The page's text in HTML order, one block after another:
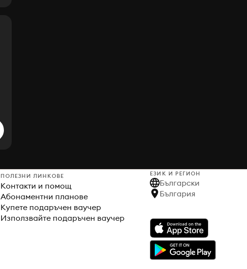
ПОЛЕЗНИ ЛИНКОВЕ
Контакти и помощ
Абонаментни планове
Купете подаръчен ваучер
Използвайте подаръчен ваучер
ЕЗИК И РЕГИОН
Български
България